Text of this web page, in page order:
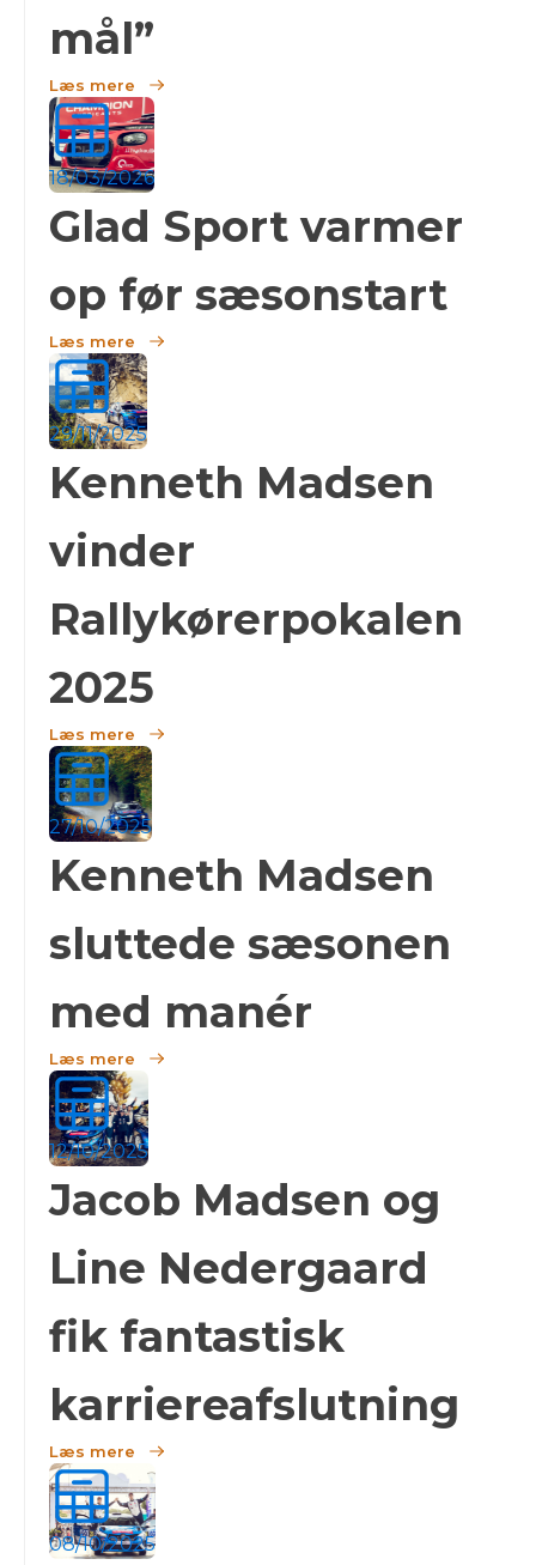
mål”
Læs mere
18/03/2026
Glad Sport varmer
op før sæsonstart
Læs mere
29/11/2025
Kenneth Madsen
vinder
Rallykørerpokalen
2025
Læs mere
27/10/2025
Kenneth Madsen
sluttede sæsonen
med manér
Læs mere
12/10/2025
Jacob Madsen og
Line Nedergaard
fik fantastisk
karriereafslutning
Læs mere
08/10/2025